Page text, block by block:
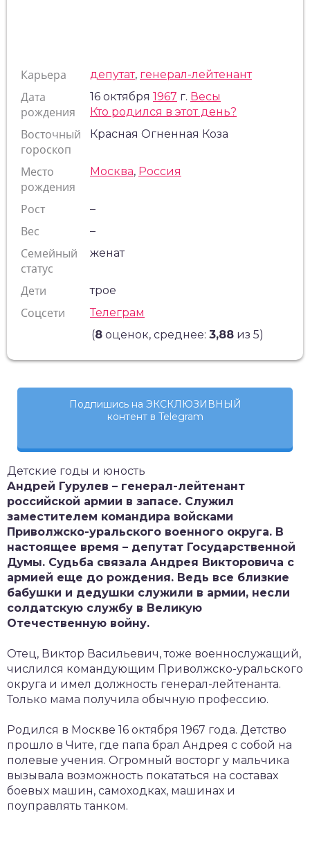
Карьера депутат, генерал-лейтенант
Дата
рождения
16 октября 1967 г. Весы
Кто родился в этот день?
Восточный
гороскоп
Красная Огненная Коза
Место
рождения
Москва, Россия
Рост –
Вес –
Семейный
статус
женат
Дети трое
Соцсети
Телеграм
(8оценок, среднее: 3,88из 5)
Подпишись на ЭКСКЛЮЗИВНЫЙ
контент в Telegram
Детские годы и юность
Андрей Гурулев – генерал-лейтенант
российской армии в запасе. Служил
заместителем командира войсками
Приволжско-уральского военного округа. В
настоящее время – депутат Государственной
Думы. Судьба связала Андрея Викторовича с
армией еще до рождения. Ведь все близкие
бабушки и дедушки служили в армии, несли
солдатскую службу в Великую
Отечественную войну.
Отец, Виктор Васильевич, тоже военнослужащий,
числился командующим Приволжско-уральского
округа и имел должность генерал-лейтенанта.
Только мама получила обычную профессию.
Родился в Москве 16 октября 1967 года. Детство
прошло в Чите, где папа брал Андрея с собой на
полевые учения. Огромный восторг у мальчика
вызывала возможность покататься на составах
боевых машин, самоходках, машинах и
поуправлять танком.